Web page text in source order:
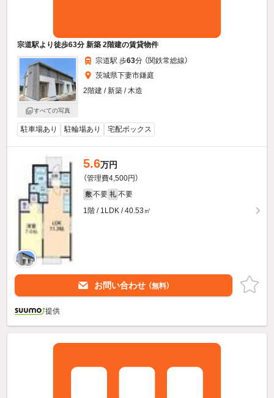
宗道駅より徒歩63分 新築 2階建の賃貸物件
すべての写真
宗道駅 歩63分 （関鉄常総線）
茨城県下妻市鎌庭
2階建 / 新築 / 木造
駐車場あり 駐輪場あり 宅配ボックス
5.6万円
（管理費4,500円）
敷 不要 礼 不要
1階 / 1LDK / 40.53㎡
お問い合わせ （無料）
提供